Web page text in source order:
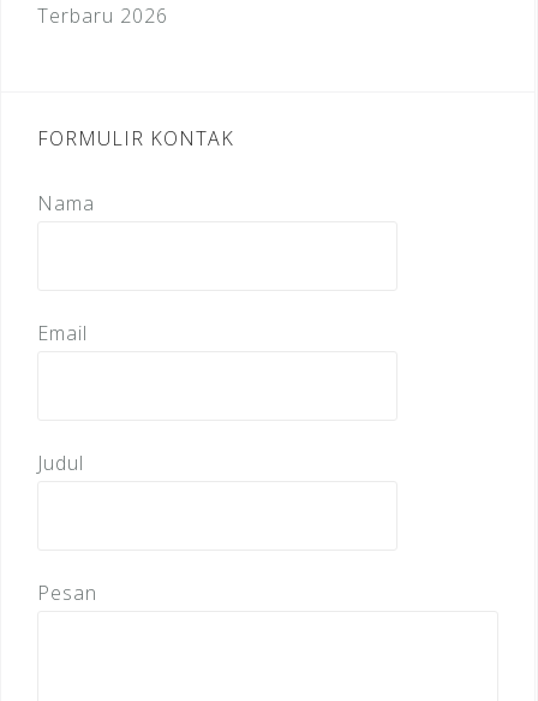
Terbaru 2026
FORMULIR KONTAK
Nama
Email
Judul
Pesan